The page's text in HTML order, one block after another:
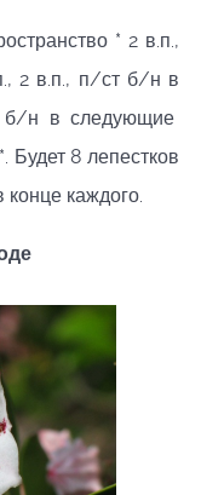
* 2 в.п.,
2 в.п., п/ст б/н в
б/н в следующие
Будет 8 лепестков
каждого.